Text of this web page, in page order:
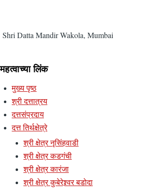
Shri Datta Mandir Wakola, Mumbai
महत्वाच्या लिंक
मुख्य पृष्ठ
श्री दत्तात्रय
दत्तसंप्रदाय
दत्त तिर्थक्षेत्रे
श्री क्षेत्र नृसिंहवाडी
श्री क्षेत्र कडगंची
श्री क्षेत्र कारंजा
श्री क्षेत्र कुबेरेश्र्वर बडोदा